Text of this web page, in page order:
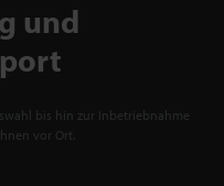
und
bis hin zur Inbetriebnahme
vor Ort.